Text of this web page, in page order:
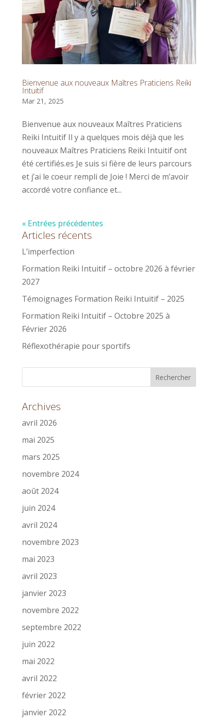
Bienvenue aux nouveaux Maîtres Praticiens Reiki
Intuitif
Mar 21, 2025
Bienvenue aux nouveaux Maîtres Praticiens
Reiki Intuitif Il y a quelques mois déjà que les
nouveaux Maîtres Praticiens Reiki Intuitif ont
été certifiés.es Je suis si fière de leurs parcours
et j’ai le coeur rempli de Joie ! Merci de m’avoir
accordé votre confiance et...
« Entrées précédentes
Articles récents
L’imperfection
Formation Reiki Intuitif – octobre 2026 à février
2027
Témoignages Formation Reiki Intuitif – 2025
Formation Reiki Intuitif – Octobre 2025 à
Février 2026
Réflexothérapie pour sportifs
Archives
avril 2026
mai 2025
mars 2025
novembre 2024
août 2024
juin 2024
avril 2024
novembre 2023
mai 2023
avril 2023
janvier 2023
novembre 2022
septembre 2022
juin 2022
mai 2022
avril 2022
février 2022
janvier 2022